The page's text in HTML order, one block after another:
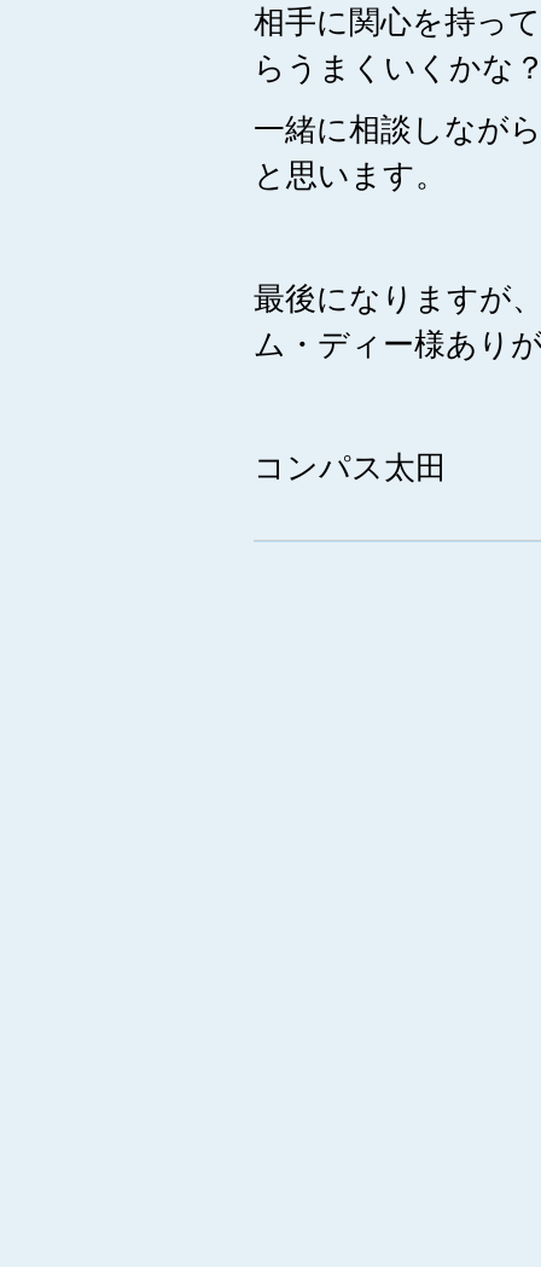
相手に関心を持っ
らうまくいくかな
一緒に相談しなが
と思います。
最後になりますが
ム・ディー様あり
コンパス太田